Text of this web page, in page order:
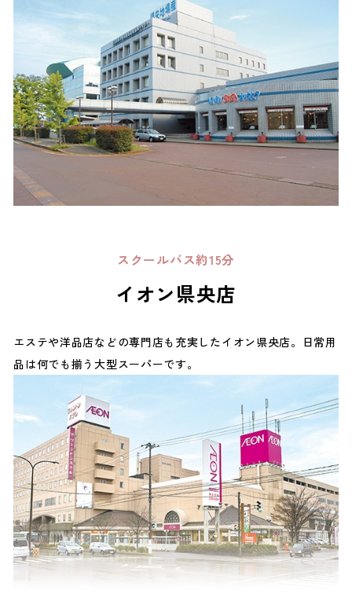
スクールバス約15分
イオン県央店
エステや洋品店などの専門店も充実したイオン県央店。日常用
品は何でも揃う大型スーパーです。